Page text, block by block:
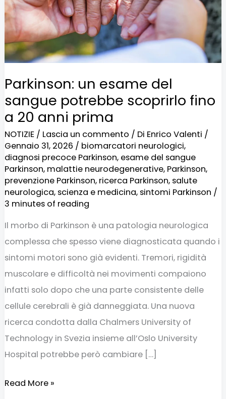
Parkinson: un esame del
sangue potrebbe scoprirlo fino
a 20 anni prima
NOTIZIE/ Lascia un commento / Di Enrico Valenti /
Gennaio 31, 2026 / biomarcatori neurologici,
diagnosi precoce Parkinson, esame del sangue
Parkinson, malattie neurodegenerative, Parkinson,
prevenzione Parkinson, ricerca Parkinson, salute
neurologica, scienza e medicina, sintomi Parkinson /
3 minutes of reading
Il morbo di Parkinson è una patologia neurologica
complessa che spesso viene diagnosticata quando i
sintomi motori sono già evidenti. Tremori, rigidità
muscolare e difficoltà nei movimenti compaiono
infatti solo dopo che una parte consistente delle
cellule cerebrali è già danneggiata. Una nuova
ricerca condotta dalla Chalmers University of
Technology in Svezia insieme all’Oslo University
Hospital potrebbe però cambiare […]
potrebbe
scoprirlo
fino
a
anni
prima
Read More »